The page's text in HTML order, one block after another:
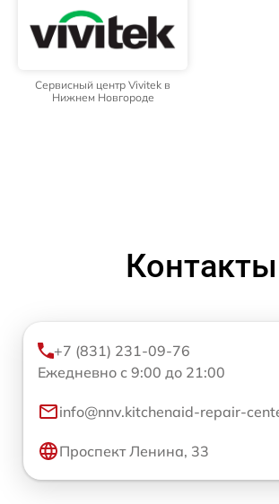
Сервисный центр Vivitek в
Нижнем Новгороде
Контакты
+7 (831) 231-09-76
Ежедневно с 9:00 до 21:00
info@nnv.kitchenaid-repair-
Проспект Ленина, 33